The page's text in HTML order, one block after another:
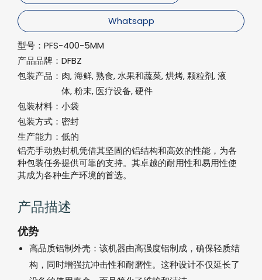
Whatsapp
型号： PFS-400-5MM
产品品牌： DFBZ
包装产品： 肉, 海鲜, 熟食, 水果和蔬菜, 烘烤, 颗粒剂, 液
体, 粉末, 医疗设备, 硬件
包装材料： 小袋
包装方式： 密封
生产能力： 低的
铝壳手动热封机凭借其坚固的铝结构和高效的性能，为各
种包装任务提供可靠的支持。其卓越的耐用性和易用性使
其成为各种生产环境的首选。
产品描述
优势
高品质铝制外壳：该机器由高强度铝制成，确保轻质结
构，同时增强抗冲击性和耐磨性。这种设计不仅延长了